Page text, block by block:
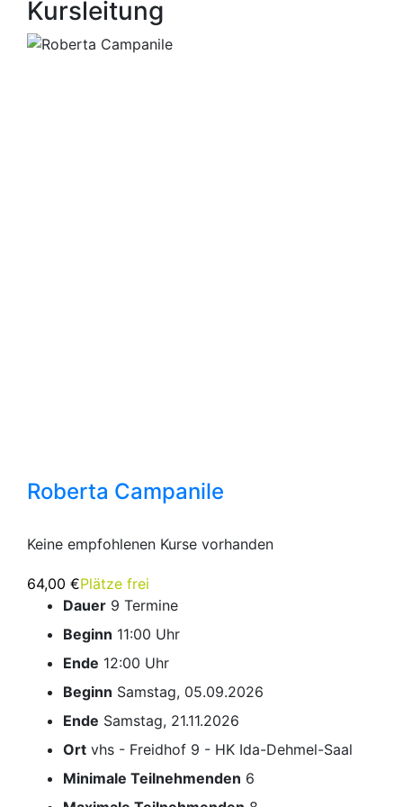
Kursleitung
Roberta Campanile
Keine empfohlenen Kurse vorhanden
64,00 €Plätze frei
Dauer 9 Termine
Beginn 11:00 Uhr
Ende 12:00 Uhr
Beginn Samstag, 05.09.2026
Ende Samstag, 21.11.2026
Ort vhs - Freidhof 9 - HK Ida-Dehmel-Saal
Minimale Teilnehmenden 6